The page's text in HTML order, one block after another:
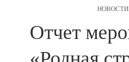
НОВОСТИ
Отчет